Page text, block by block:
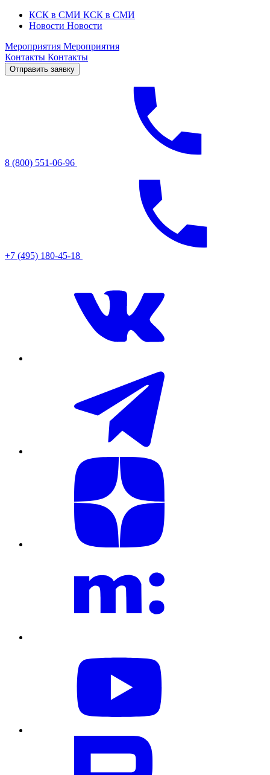
КСК в СМИ КСК в СМИ
Новости Новости
Мероприятия Мероприятия
Контакты Контакты
Отправить заявку
8 (800) 551-06-96
+7 (495) 180-45-18